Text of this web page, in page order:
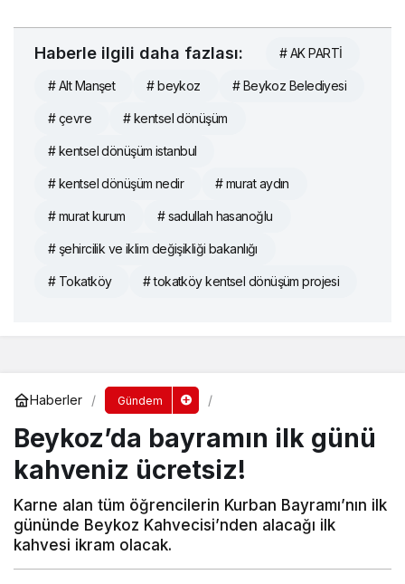
Haberle ilgili daha fazlası: # AK PARTİ
# Alt Manşet # beykoz # Beykoz Belediyesi
# çevre # kentsel dönüşüm
# kentsel dönüşüm istanbul
# kentsel dönüşüm nedir # murat aydın
# murat kurum # sadullah hasanoğlu
# şehircilik ve iklim değişikliği bakanlığı
# Tokatköy # tokatköy kentsel dönüşüm projesi
Haberler Gündem
Beykoz’da bayramın ilk günü
kahveniz ücretsiz!
Karne alan tüm öğrencilerin Kurban Bayramı’nın ilk
gününde Beykoz Kahvecisi’nden alacağı ilk
kahvesi ikram olacak.